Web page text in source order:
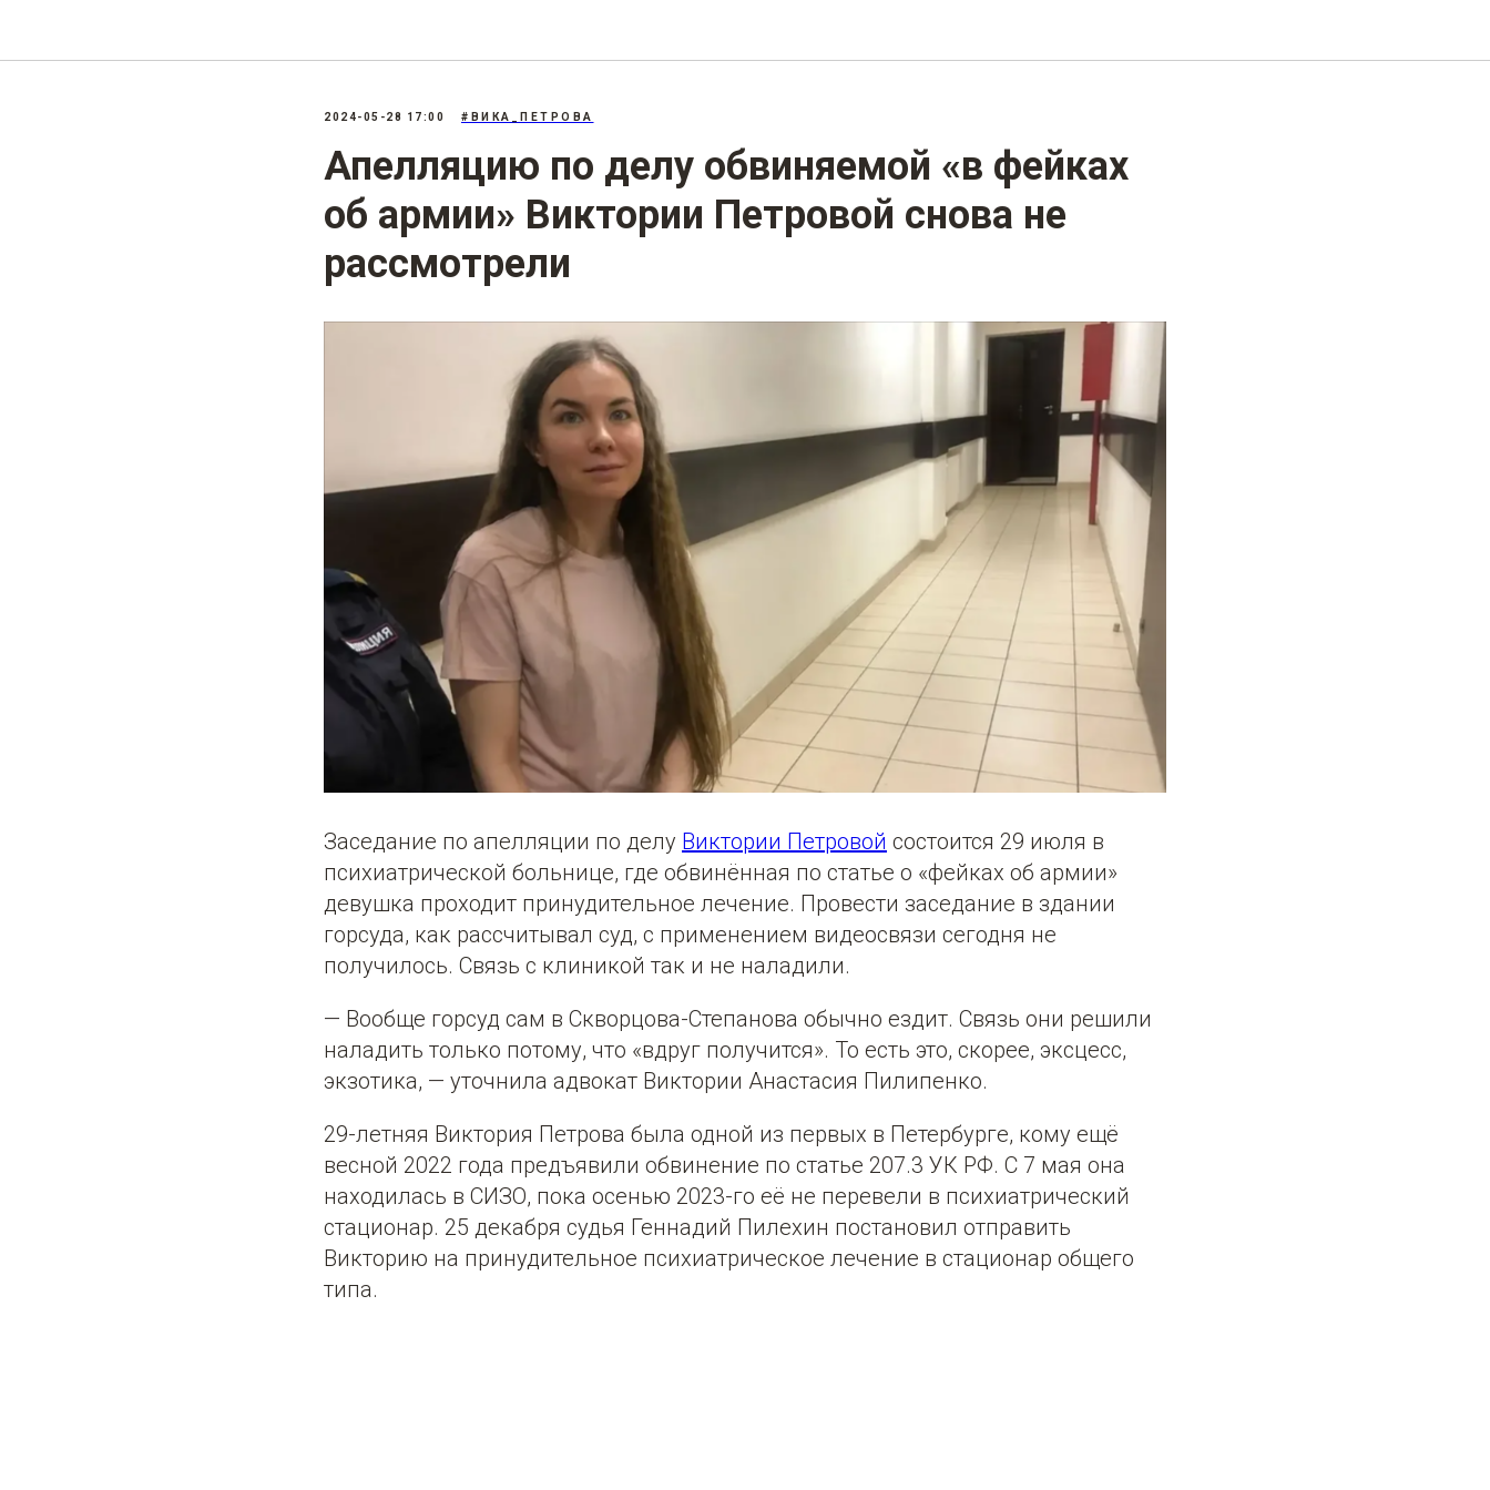
2024-05-28 17:00 #ВИКА_ПЕТРОВА
Апелляцию по делу обвиняемой «в фейках
об армии» Виктории Петровой снова не
рассмотрели
Заседание по апелляции по делу Виктории Петровой состоится 29 июля в
психиатрической больнице, где обвинённая по статье о «фейках об армии»
девушка проходит принудительное лечение. Провести заседание в здании
горсуда, как рассчитывал суд, с применением видеосвязи сегодня не
получилось. Связь с клиникой так и не наладили.
— Вообще горсуд сам в Скворцова-Степанова обычно ездит. Связь они решили
наладить только потому, что «вдруг получится». То есть это, скорее, эксцесс,
экзотика, — уточнила адвокат Виктории Анастасия Пилипенко.
29-летняя Виктория Петрова была одной из первых в Петербурге, кому ещё
весной 2022 года предъявили обвинение по статье 207.3 УК РФ. С 7 мая она
находилась в СИЗО, пока осенью 2023-го её не перевели в психиатрический
стационар. 25 декабря судья Геннадий Пилехин постановил отправить
Викторию на принудительное психиатрическое лечение в стационар общего
типа.